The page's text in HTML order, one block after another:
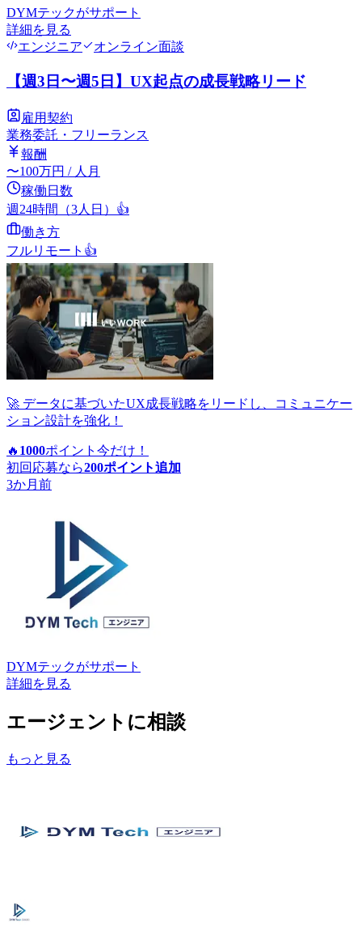
DYMテックがサポート
詳細を見る
エンジニア
オンライン面談
【週3日〜週5日】UX起点の成長戦略リード
雇用契約
業務委託・フリーランス
報酬
〜100万円 / 人月
稼働日数
週24時間（3人日） 👍
働き方
フルリモート 👍
🚀 データに基づいたUX成長戦略をリードし、コミュニケー
ション設計を強化！
🔥 1000ポイント 今だけ！
初回応募なら200ポイント追加
3か月前
DYMテックがサポート
詳細を見る
エージェントに相談
もっと見る